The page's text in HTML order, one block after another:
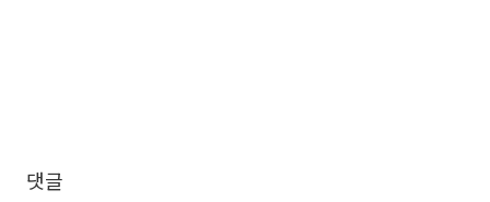
댓글